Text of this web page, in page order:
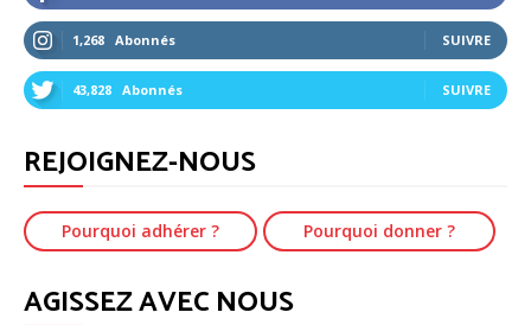
1,268 Abonnés SUIVRE
43,828 Abonnés SUIVRE
REJOIGNEZ-NOUS
Pourquoi adhérer ? Pourquoi donner ?
AGISSEZ AVEC NOUS